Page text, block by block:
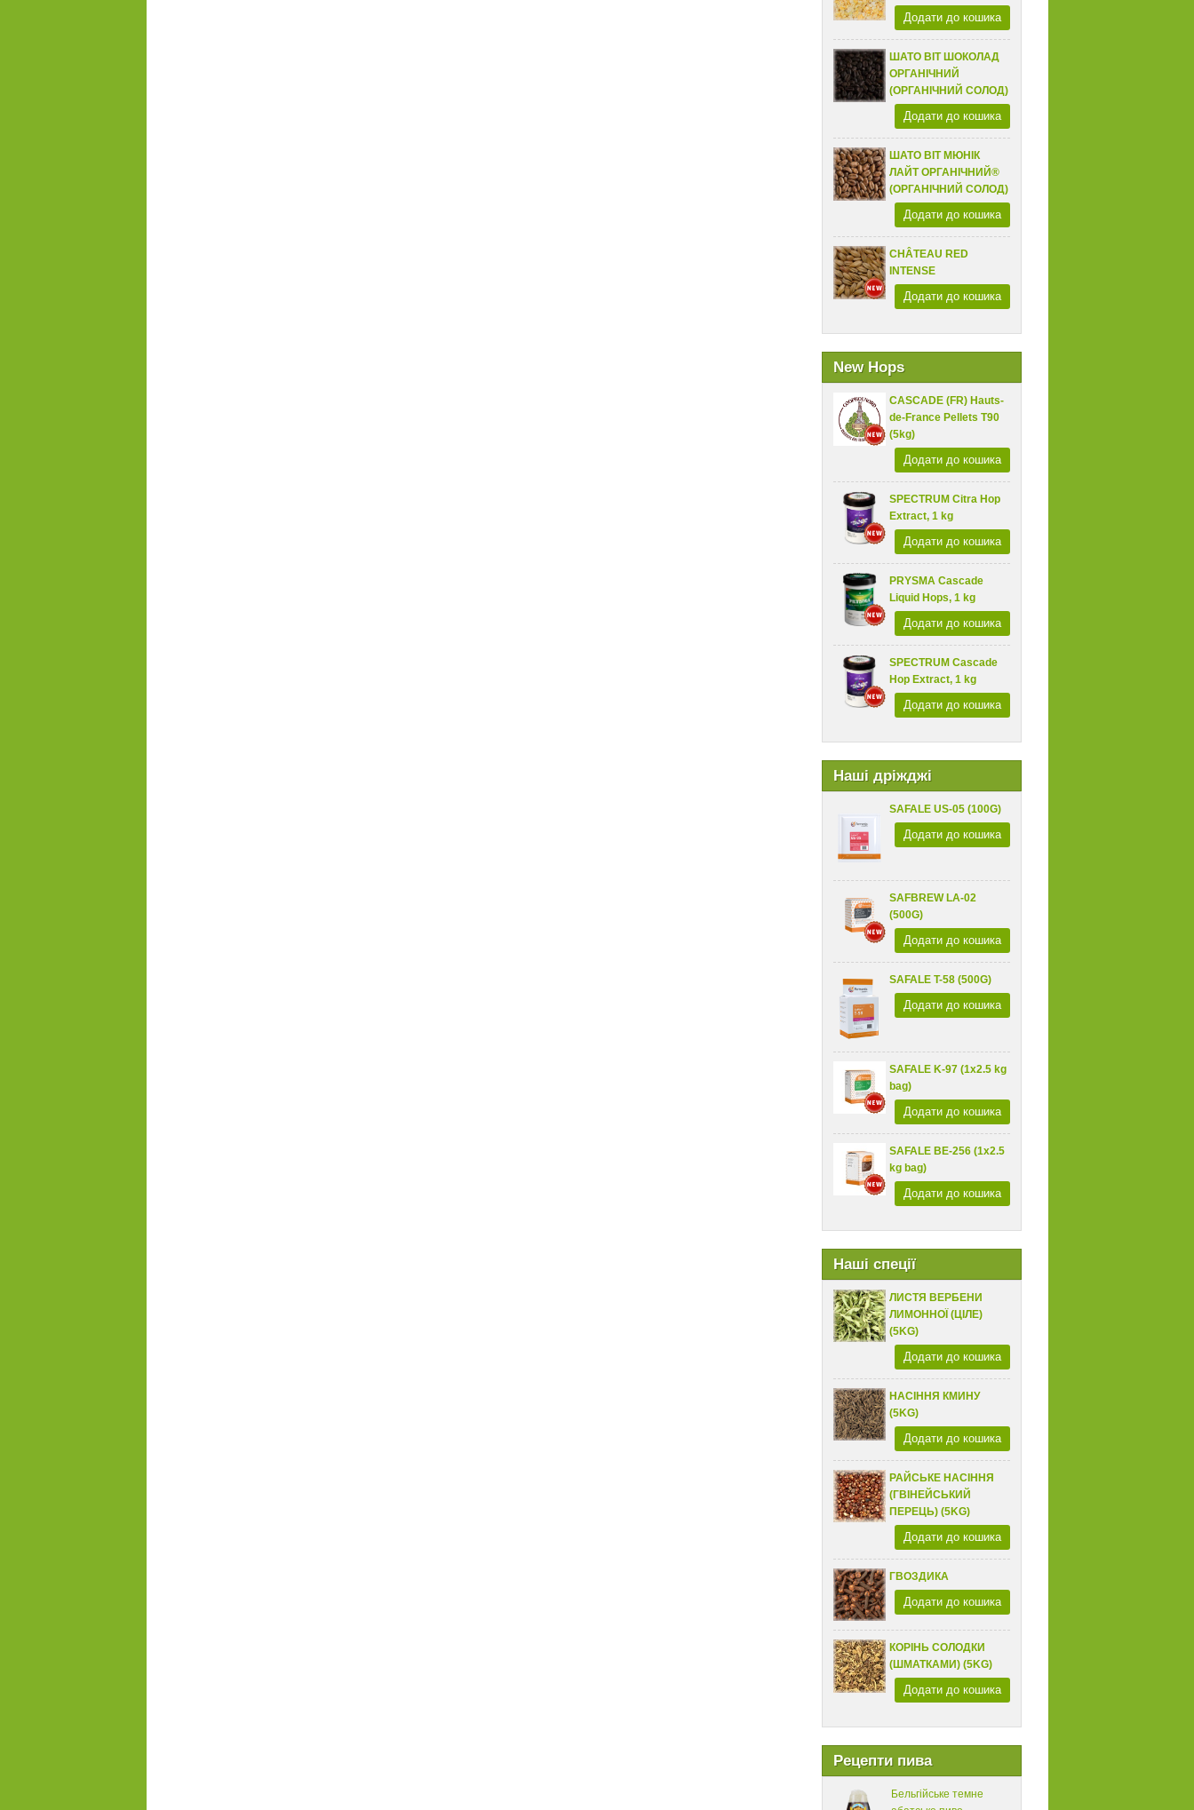
Додати до кошика
ШАТО ВІТ ШОКОЛАД
ОРГАНІЧНИЙ
(ОРГАНІЧНИЙ СОЛОД)
Додати до кошика
ШАТО ВІТ МЮНІК
ЛАЙТ ОРГАНІЧНИЙ®
(ОРГАНІЧНИЙ СОЛОД)
Додати до кошика
CHÂTEAU RED
INTENSE
Додати до кошика
New Hops
CASCADE (FR) Hauts-
de-France Pellets T90
(5kg)
Додати до кошика
SPECTRUM Citra Hop
Extract, 1 kg
Додати до кошика
PRYSMA Cascade
Liquid Hops, 1 kg
Додати до кошика
SPECTRUM Cascade
Hop Extract, 1 kg
Додати до кошика
Наші дріжджі
SAFALE US-05 (100G)
Додати до кошика
SAFBREW LA-02
(500G)
Додати до кошика
SAFALE T-58 (500G)
Додати до кошика
SAFALE K-97 (1x2.5 kg
bag)
Додати до кошика
SAFALE BE-256 (1x2.5
kg bag)
Додати до кошика
Наші спеції
ЛИСТЯ ВЕРБЕНИ
ЛИМОННОЇ (ЦІЛЕ)
(5KG)
Додати до кошика
НАСІННЯ КМИНУ
(5KG)
Додати до кошика
РАЙСЬКЕ НАСІННЯ
(ГВІНЕЙСЬКИЙ
ПЕРЕЦЬ) (5KG)
Додати до кошика
ГВОЗДИКА
Додати до кошика
КОРІНЬ СОЛОДКИ
(ШМАТКАМИ) (5KG)
Додати до кошика
Рецепти пива
Бельгійське темне